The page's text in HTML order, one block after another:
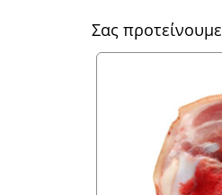
Σας προτείνουμε